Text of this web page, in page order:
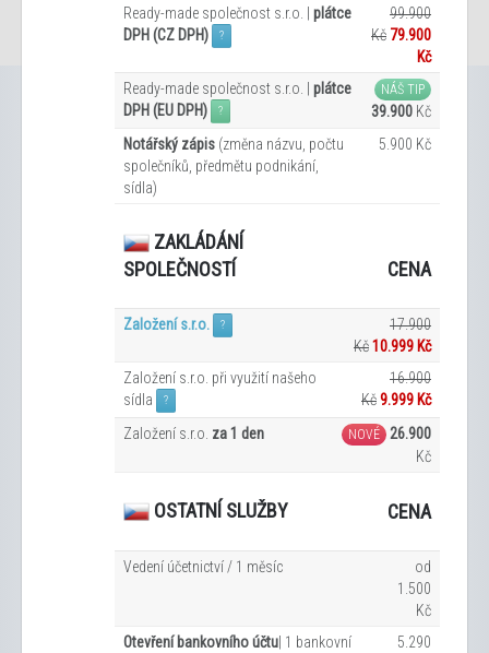
Ready-made společnost s.r.o. | plátce
DPH (CZ DPH)
?
99.900
Kč 79.900
Kč
Ready-made společnost s.r.o. | plátce
DPH (EU DPH)
?
NÁŠ TIP
39.900 Kč
Notářský zápis (změna názvu, počtu
společníků, předmětu podnikání,
sídla)
5.900 Kč
ZAKLÁDÁNÍ
SPOLEČNOSTÍ
CENA
Založení s.r.o. ?
17.900
Kč10.999 Kč
Založení s.r.o. při využití našeho
sídla
?
16.900
Kč9.999 Kč
Založení s.r.o. za 1 den NOVÉ
26.900
Kč
OSTATNÍ SLUŽBY CENA
Vedení účetnictví / 1 měsíc
od
1.500
Kč
Otevření bankovního účtu | 1 bankovní
5.290